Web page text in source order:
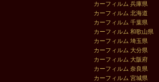
カーフィルム 兵庫県
カーフィルム 北海道
カーフィルム 千葉県
カーフィルム 和歌山県
カーフィルム 埼玉県
カーフィルム 大分県
カーフィルム 大阪府
カーフィルム 奈良県
カーフィルム 宮城県